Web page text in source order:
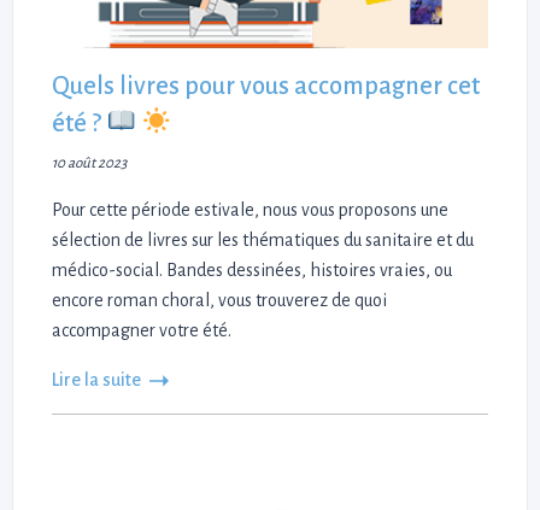
Quels livres pour vous accompagner cet
été ?
10 août 2023
Pour cette période estivale, nous vous proposons une
sélection de livres sur les thématiques du sanitaire et du
médico-social. Bandes dessinées, histoires vraies, ou
encore roman choral, vous trouverez de quoi
accompagner votre été.
Lire la suite